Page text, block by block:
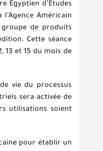
Egyptien d’Etudes
Américain
de produits
Cette séance
13 et 15 du mois de
vie du processus
sera activée de
utilisations soient
pour établir un